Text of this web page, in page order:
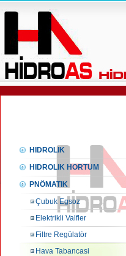
HIDROLIK
HIDROLIK HORTUM
PNÖMATIK
Çubuk Egsoz
Elektrikli Valfler
Filtre Regülatör
Hava Tabancasi